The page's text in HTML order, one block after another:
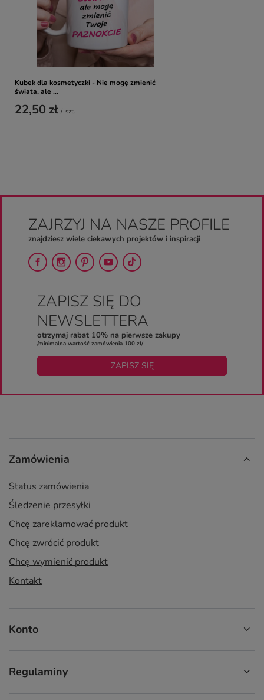
Kubek dla kosmetyczki - Nie mogę zmienić
świata, ale ...
22,50 zł / szt.
ZAJRZYJ NA NASZE PROFILE
znajdziesz wiele ciekawych projektów i inspiracji
ZAPISZ SIĘ DO
NEWSLETTERA
otrzymaj rabat 10% na pierwsze zakupy
/minimalna wartość zamówienia 100 zł/
ZAPISZ SIĘ
Zamówienia
Status zamówienia
Śledzenie przesyłki
Chcę zareklamować produkt
Chcę zwrócić produkt
Chcę wymienić produkt
Kontakt
Konto
Regulaminy